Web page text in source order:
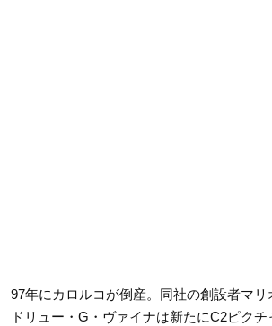
97年にカロルコが倒産。同社の創設者マ
ドリュー・G・ヴァイナは新たにC2ピク